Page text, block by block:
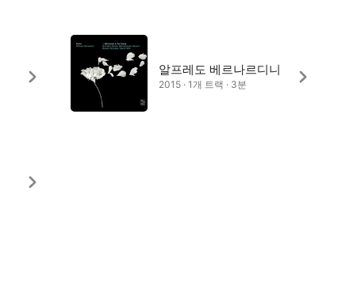
알프레도 베르나르디니
2015 · 1개 트랙 · 3분